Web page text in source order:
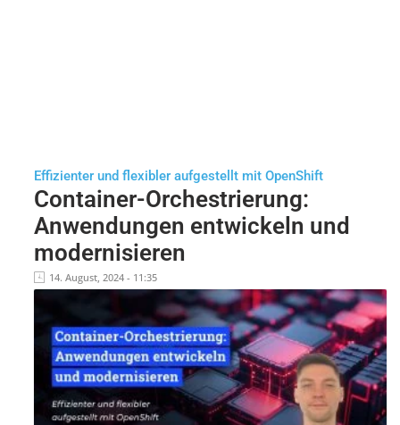
Effizienter und flexibler aufgestellt mit OpenShift
Container-Orchestrierung:
Anwendungen entwickeln und
modernisieren
14. August, 2024 - 11:35